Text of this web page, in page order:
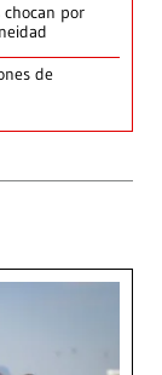
por
de